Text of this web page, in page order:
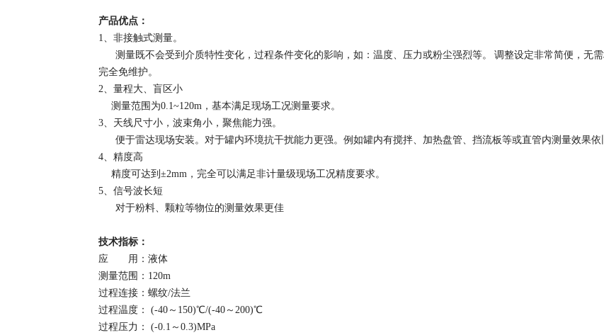
产品优点：
1、非接触式测量。
测量既不会受到介质特性变化，过程条件变化的影响，如：温度、压力或粉尘强烈等。
调整设定非常简便，无
完全免维护。
2、量程大、盲区小
测量范围为0.1~120m，基本满足现场工况测量要求。
3、天线尺寸小，波束角小，聚焦能力强。
便于雷达现场安装。对于罐内环境抗干扰能力更强。例如罐内有搅拌、加热盘管、挡流板等或直管内测量效果依
4、精度高
精度可达到 ±2mm，完全可以满足非计量级现场工况精度要求。
5、信号波长短
对于粉料、颗粒等物位的测量效果更佳
技术指标：
应 用：液体
测量范围：120m
过程连接：螺纹/法兰
过程温度： (-40～150)℃/(-40～200)℃
过程压力： (-0.1～0.3)MPa